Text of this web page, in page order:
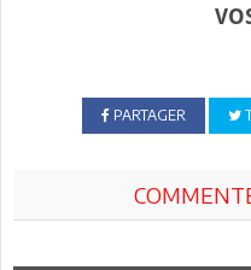
PARTAGER